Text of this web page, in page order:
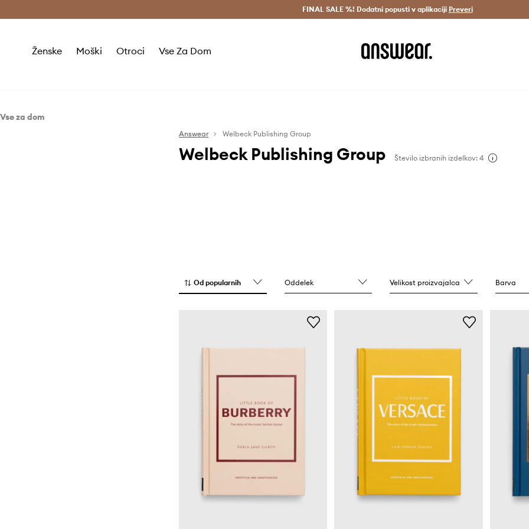
Dostava v 3 dneh > Prihrani z vpisom v Answear Club >
FINAL SALE %! Dodatni popusti v aplikaciji Preveri
Ženske Moški Otroci Vse Za Dom
Vse za dom
Answear Welbeck Publishing Group
Welbeck Publishing Group Število izbranih izdelkov: 4
Od popularnih Oddelek Velikost proizvajalca Barva